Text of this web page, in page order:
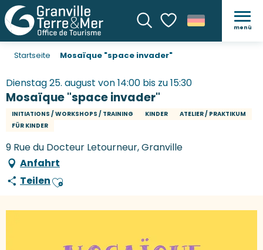
SucheVoir les favoris
menü
Startseite Mosaïque "space invader"
Dienstag 25. august von 14:00 bis zu 15:30
Mosaïque "space invader"
INITIATIONS / WORKSHOPS / TRAINING KINDER
ATELIER / PRAKTIKUM
FÜR KINDER
9 Rue du Docteur Letourneur, Granville
Anfahrt
TeilenAjouter aux favoris